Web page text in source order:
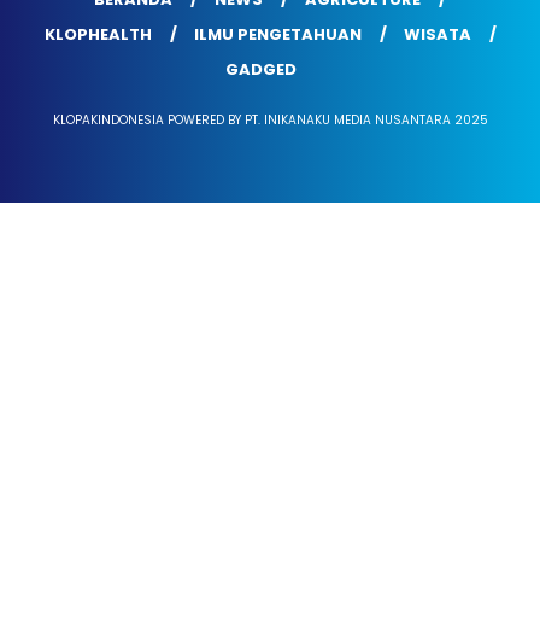
KLOPHEALTH
ILMU PENGETAHUAN
WISATA
GADGED
KLOPAKINDONESIA POWERED BY PT. INIKANAKU MEDIA NUSANTARA 2025